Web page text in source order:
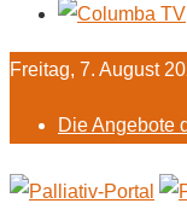
Freitag, 7. August
Die Angebote